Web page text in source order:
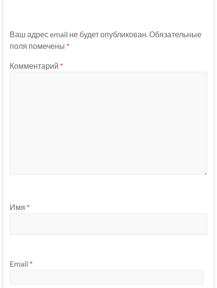
Ваш адрес email не будет опубликован. Обязательные
поля помечены *
Комментарий *
Имя *
Email *